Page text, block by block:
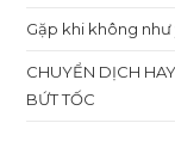
Gặp khi không như
CHUYỂN DỊCH
BỨT TỐC